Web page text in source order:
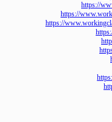
https://
https://